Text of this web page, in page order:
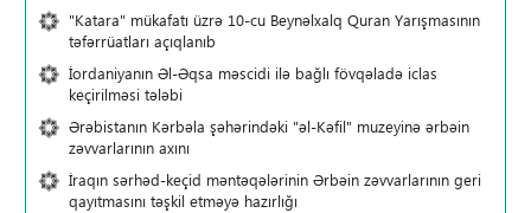
"Katara" mükafatı üzrə 10-cu Beynəlxalq Quran Yarışmasının
təfərrüatları açıqlanıb
İordaniyanın Əl-Əqsa məscidi ilə bağlı fövqəladə iclas
keçirilməsi tələbi
Ərəbistanın Kərbəla şəhərindəki "əl-Kəfil" muzeyinə ərbəin
zəvvarlarının axını
İraqın sərhəd-keçid məntəqələrinin Ərbəin zəvvarlarının geri
qayıtmasını təşkil etməyə hazırlığı